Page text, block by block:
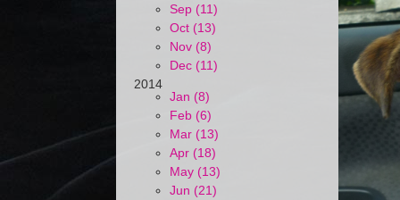
Sep (11)
Oct (13)
Nov (8)
Dec (11)
2014
Jan (8)
Feb (6)
Mar (13)
Apr (18)
May (13)
Jun (21)